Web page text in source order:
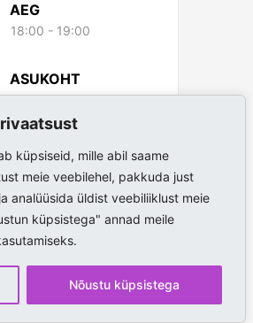
küpsiseid, mille abil saame
meie veebilehel, pakkuda just
analüüsida üldist veebiliiklust meie
küpsistega" annad meile
Nõustu küpsistega
AEG
18:00 - 19:00
ASUKOHT